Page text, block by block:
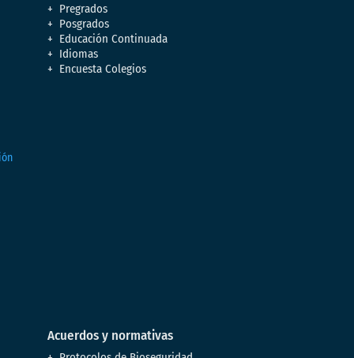
Pregrados
Posgrados
Educación Continuada
Idiomas
Encuesta Colegios
Acuerdos y normativas